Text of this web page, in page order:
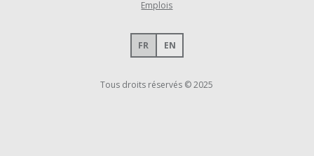
Emplois
FR EN
Tous droits réservés © 2025